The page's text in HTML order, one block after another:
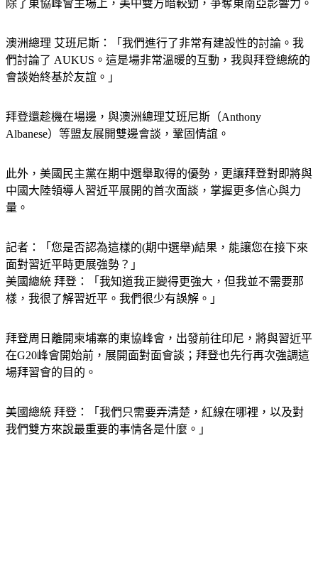
除了東協峰會主場上，美中雙方暗較勁，爭奪東南亞影響力。
澳洲總理 艾班尼斯：「我們進行了非常有建設性的討論。我
們討論了 AUKUS。這是場非常溫暖的互動，我與拜登總統的
會談始終基於友誼。」
拜登還趁機在場邊，與澳洲總理艾班尼斯（Anthony
Albanese）等盟友展開雙邊會談，鞏固情誼。
此外，美國民主黨在期中選舉取得的優勢，更讓拜登對即將與
中國大陸領導人習近平展開的首次面談，掌握更多信心與力
量。
記者：「您是否認為這樣的(期中選舉)結果，能讓您在接下來
面對習近平時更展強勢？」
美國總統 拜登：「我知道我正變得更強大，但我並不需要那
樣，我很了解習近平。我們很少有誤解。」
拜登周日離開柬埔寨的東協峰會，出發前往印尼，將與習近平
在G20峰會開始前，展開面對面會談；拜登也先行再次強調這
場拜習會的目的。
美國總統 拜登：「我們只需要弄清楚，紅線在哪裡，以及對
我們雙方來說最重要的事情各是什麼。」